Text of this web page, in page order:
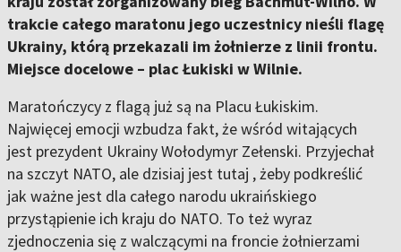
trakcie całego maratonu jego uczestnicy nieśli flagę
Ukrainy, którą przekazali im żołnierze z linii frontu.
Miejsce docelowe – plac Łukiski w Wilnie.
Maratończycy z flagą już są na Placu Łukiskim.
Najwięcej emocji wzbudza fakt, że wśród witających
jest prezydent Ukrainy Wołodymyr Zełenski. Przyjechał
na szczyt NATO, ale dzisiaj jest tutaj , żeby podkreślić
jak ważne jest dla całego narodu ukraińskiego
przystąpienie ich kraju do NATO. To też wyraz
zjednoczenia się z walczącymi na froncie żołnierzami